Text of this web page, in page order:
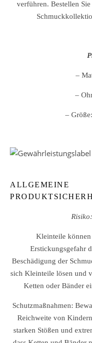
verführen. Bestellen
–
–
–
ALLGEMEINE
Kleinteile
Erstickungsgefahr
Beschädigung der
sich Kleinteile lösen und
Ketten oder Bänder
Schutzmaßnahmen:
Reichweite von
starken Stößen und